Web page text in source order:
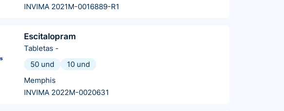
INVIMA 2021M-0016889-R1
Escitalopram
Tabletas -
50 und
10 und
Memphis
INVIMA 2022M-0020631